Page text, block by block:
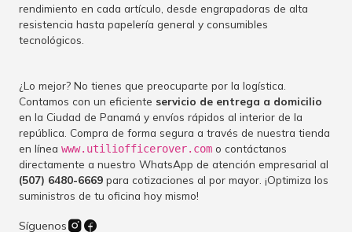
rendimiento en cada artículo, desde engrapadoras de alta
resistencia hasta papelería general y consumibles
tecnológicos.
¿Lo mejor? No tienes que preocuparte por la logística.
Contamos con un eficiente servicio de entrega a domicilio
en la Ciudad de Panamá y envíos rápidos al interior de la
república. Compra de forma segura a través de nuestra tienda
en línea www.utiliofficerover.com o contáctanos
directamente a nuestro WhatsApp de atención empresarial al
(507) 6480-6669 para cotizaciones al por mayor. ¡Optimiza los
suministros de tu oficina hoy mismo!
Síguenos